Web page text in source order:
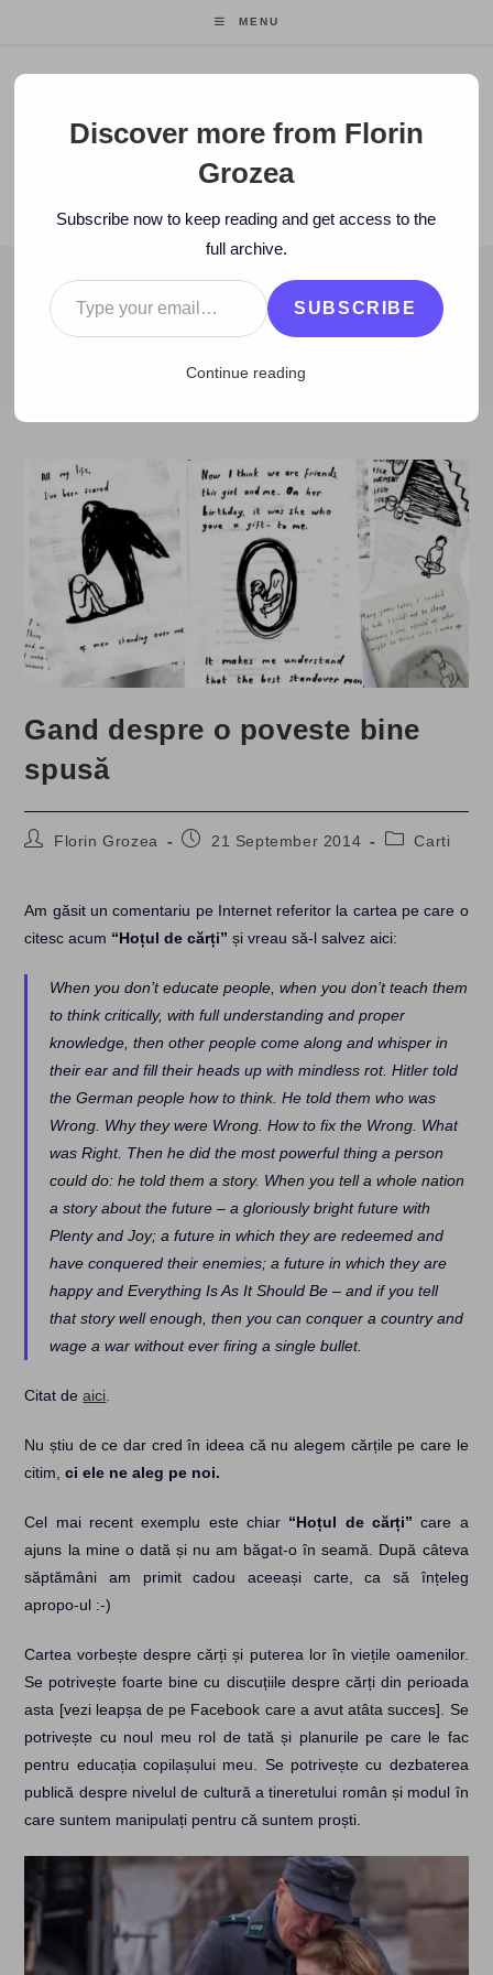
MENU
Florin Grozea
ENTREPRENEUR. FOUNDER/CEO MOCAPP.
BLOG
2014 > September > 21 > Carti > Gand despre o poveste bine
Gand despre o poveste bine
spusă
PostFlorin Grozea
Post21 September 2014
PostCarti
Am găsit un comentariu pe Internet referitor la cartea pe care o
citesc acum “Hoțul de cărți” și vreau să-l salvez aici:
When you don’t educate people, when you don’t teach them
to think critically, with full understanding and proper
knowledge, then other people come along and whisper in
their ear and fill their heads up with mindless rot. Hitler told
the German people how to think. He told them who was
Wrong. Why they were Wrong. How to fix the Wrong. What
was Right. Then he did the most powerful thing a person
could do: he told them a story. When you tell a whole nation
a story about the future – a gloriously bright future with
Plenty and Joy; a future in which they are redeemed and
have conquered their enemies; a future in which they are
happy and Everything Is As It Should Be – and if you tell
that story well enough, then you can conquer a country and
wage a war without ever firing a single bullet.
Citat deaici
Nu știu de ce dar cred în ideea că nu alegem cărțile pe care le
citim,ci ele ne aleg pe noi.
Cel mai recent exemplu este chiar “Hoțul de cărți” care a
ajuns la mine o dată și nu am băgat-o în seamă. După câteva
săptămâni am primit cadou aceeași carte, ca să înțeleg
apropo-ul :-)
Cartea vorbește despre cărți și puterea lor în viețile oamenilor.
Se potrivește foarte bine cu discuțiile despre cărți din perioada
asta [vezi leapșa de pe Facebook care a avut atâta succes]. Se
potrivește cu noul meu rol de tată și planurile pe care le fac
pentru educația copilașului meu. Se potrivește cu dezbaterea
publică despre nivelul de cultură a tineretului român și modul în
care suntem manipulați pentru că suntem proști.
Discover more from Florin
Grozea
Subscribe now to keep reading and get access to the
full archive.
Type your email…
SUBSCRIBE
Continue reading